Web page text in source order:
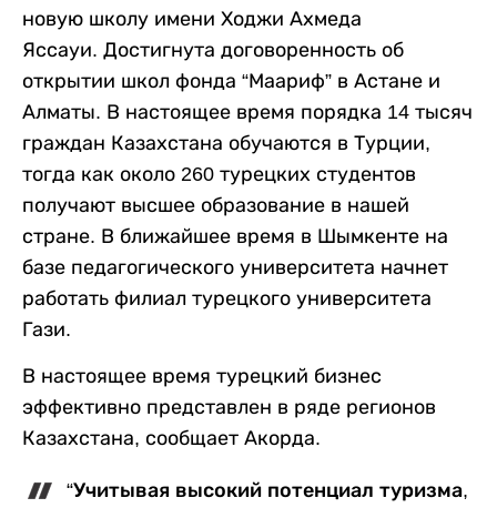
новую школу имени Ходжи Ахмеда
Яссауи. Достигнута договоренность об
открытии школ фонда “Маариф” в Астане и
Алматы. В настоящее время порядка 14 тысяч
граждан Казахстана обучаются в Турции,
тогда как около 260 турецких студентов
получают высшее образование в нашей
стране. В ближайшее время в Шымкенте на
базе педагогического университета начнет
работать филиал турецкого университета
Гази.
В настоящее время турецкий бизнес
эффективно представлен в ряде регионов
Казахстана, сообщает Акорда.
“Учитывая высокий потенциал туризма,